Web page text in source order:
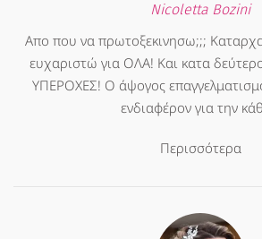
Nicoletta Bozini
Απο που να πρωτοξεκινησω;;;
ευχαριστώ για ΟΛΑ! Και κατα
ΥΠΕΡΟΧΕΣ! Ο άψογος
ενδιαφέρον για την
Περισσότερα